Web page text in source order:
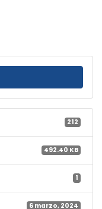
212
492.40 KB
1
6 marzo, 2024